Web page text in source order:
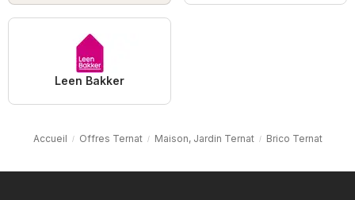
Leen Bakker
Accueil Offres Ternat Maison, Jardin Ternat Brico Ternat